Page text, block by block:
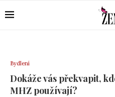
Bydlení
Dokáže vás překvapit,
MHZ používají?